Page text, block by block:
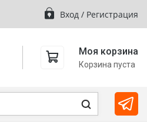
Вход / Регистрация
Моя корзина
Корзина пуста